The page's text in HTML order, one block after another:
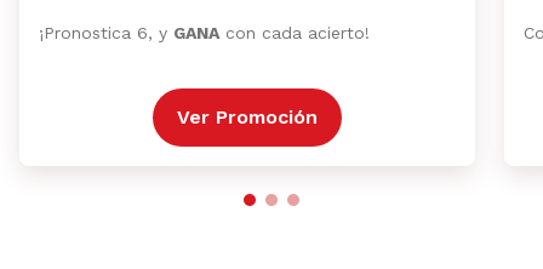
¡Pronostica 6, y GANA con cada acierto!
Ver Promoción